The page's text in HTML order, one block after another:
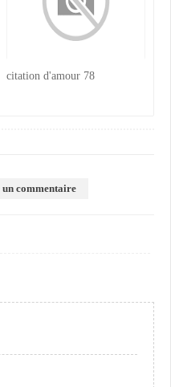
citation d'amour 78
commentaire